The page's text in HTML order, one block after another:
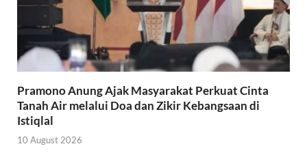
Pramono Anung Ajak Masyarakat Perkuat Cinta
Tanah Air melalui Doa dan Zikir Kebangsaan di
Istiqlal
10 August 2026